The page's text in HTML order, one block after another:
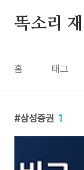
똑소리
홈 태그
삼성증권 1